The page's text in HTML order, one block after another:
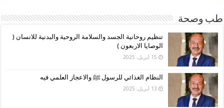
طب وصحة
تنظيم روحانية الجسد والسلامة الروحية والبدنية للانسان (
الوصايا الاربعون )
15 أبريل، 2025
النظام الغذائي للرسول ﷺ والاعجاز العلمي فيه
13 أبريل، 2025